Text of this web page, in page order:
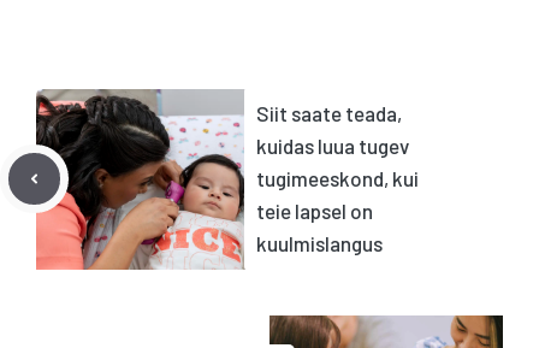
Siit saate teada,
kuidas luua tugev
tugimeeskond, kui
teie lapsel on
kuulmislangus